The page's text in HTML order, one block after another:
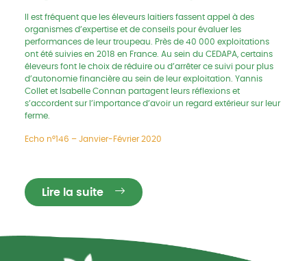
performances de son troupeau
laitier ?
Il est fréquent que les éleveurs laitiers fassent appel à des
organismes d’expertise et de conseils pour évaluer les
performances de leur troupeau. Près de 40 000 exploitations
ont été suivies en 2018 en France. Au sein du CEDAPA, certains
éleveurs font le choix de réduire ou d’arrêter ce suivi pour plus
d’autonomie financière au sein de leur exploitation. Yannis
Collet et Isabelle Connan partagent leurs réflexions et
s’accordent sur l’importance d’avoir un regard extérieur sur leur
ferme.
Echo n°146 – Janvier-Février 2020
Lire la suite
Réseau CIVAM - Campagnes vivantes